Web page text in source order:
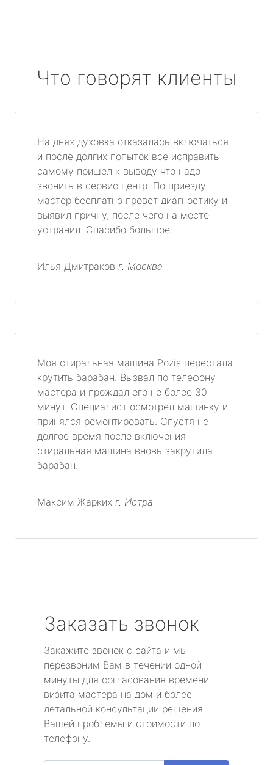
Что говорят клиенты
На днях духовка отказалась включаться
и после долгих попыток все исправить
самому пришел к выводу что надо
звонить в сервис центр. По приезду
мастер бесплатно провет диагностику и
выявил причну, после чего на месте
устранил. Спасибо большое.
Илья Дмитраков г. Москва
Моя стиральная машина Pozis перестала
крутить барабан. Вызвал по телефону
мастера и прождал его не более 30
минут. Специалист осмотрел машинку и
принялся ремонтировать. Спустя не
долгое время после включения
стиральная машина вновь закрутила
барабан.
Максим Жарких г. Истра
Заказать звонок
Закажите звонок с сайта и мы
перезвоним Вам в течении одной
минуты для согласования времени
визита мастера на дом и более
детальной консультации решения
Вашей проблемы и стоимости по
телефону.